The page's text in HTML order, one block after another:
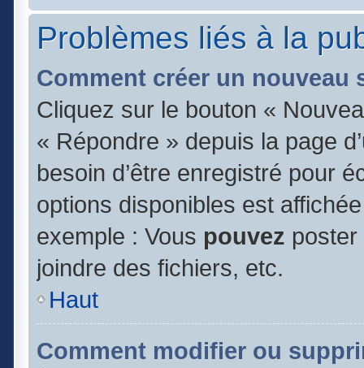
Problèmes liés à la
Comment créer un nouveau
Cliquez sur le bouton «
« Répondre » depuis la page
besoin d’être enregistré pour
options disponibles est
exemple : Vous pouvez
joindre des fichiers, etc.
Haut
Comment modifier ou